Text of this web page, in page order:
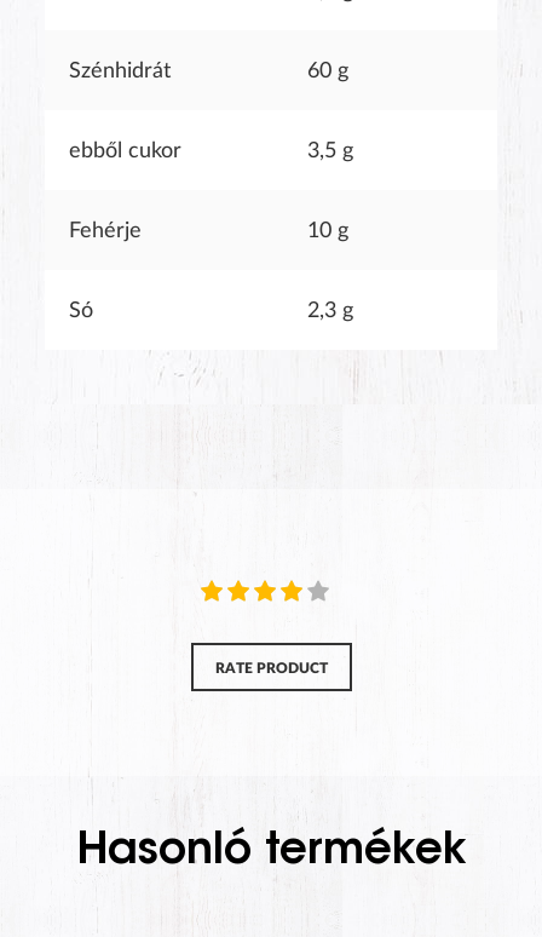
Szénhidrát 60 g
ebből cukor 3,5 g
Fehérje 10 g
Só 2,3 g
RATE PRODUCT
Hasonló termékek